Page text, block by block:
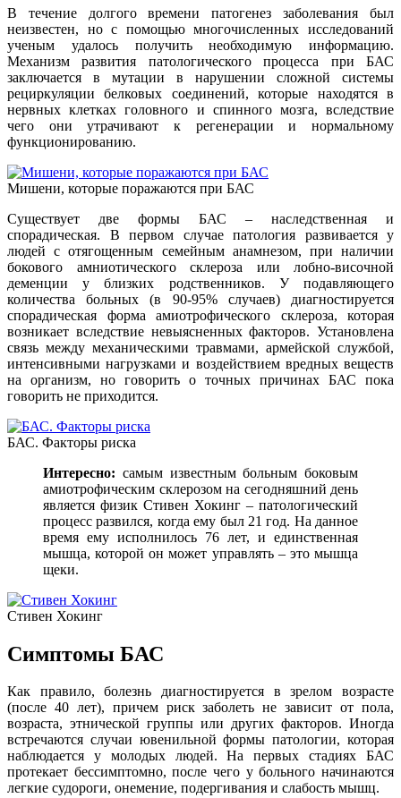
В течение долгого времени патогенез заболевания был
неизвестен, но с помощью многочисленных исследований
ученым удалось получить необходимую информацию.
Механизм развития патологического процесса при БАС
заключается в мутации в нарушении сложной системы
рециркуляции белковых соединений, которые находятся в
нервных клетках головного и спинного мозга, вследствие
чего они утрачивают к регенерации и нормальному
функционированию.
Мишени, которые поражаются при БАС
Существует две формы БАС – наследственная и
спорадическая. В первом случае патология развивается у
людей с отягощенным семейным анамнезом, при наличии
бокового амниотического склероза или лобно-височной
деменции у близких родственников. У подавляющего
количества больных (в 90-95% случаев) диагностируется
спорадическая форма амиотрофического склероза, которая
возникает вследствие невыясненных факторов. Установлена
связь между механическими травмами, армейской службой,
интенсивными нагрузками и воздействием вредных веществ
на организм, но говорить о точных причинах БАС пока
говорить не приходится.
БАС. Факторы риска
Интересно: самым известным больным боковым
амиотрофическим склерозом на сегодняшний день
является физик Стивен Хокинг – патологический
процесс развился, когда ему был 21 год. На данное
время ему исполнилось 76 лет, и единственная
мышца, которой он может управлять – это мышца
щеки.
Стивен Хокинг
Симптомы БАС
Как правило, болезнь диагностируется в зрелом возрасте
(после 40 лет), причем риск заболеть не зависит от пола,
возраста, этнической группы или других факторов. Иногда
встречаются случаи ювенильной формы патологии, которая
наблюдается у молодых людей. На первых стадиях БАС
протекает бессимптомно, после чего у больного начинаются
легкие судороги, онемение, подергивания и слабость мышц.